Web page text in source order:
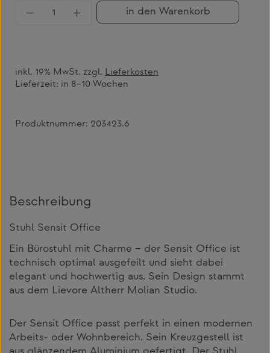
Produkt Anzahl: Gib den gewünschten
in den Warenkorb
inkl. 19% MwSt. zzgl. Lieferkosten
Lieferzeit: in 8–10 Wochen
Produktnummer: 203423.6
Beschreibung
Stuhl Sensit Office
Ein Bürostuhl mit Charme – der Sensit Office ist
technisch optimal ausgefeilt und sieht dabei
elegant und hochwertig aus. Sein Design stammt
aus dem Lievore Altherr Molian Studio.
Der Sensit Office passt perfekt in einen modernen
Arbeits- oder Wohnbereich. Sein Kreuzgestell ist